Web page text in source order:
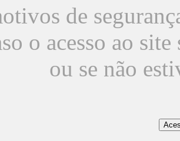
de
o acesso ao
ou se não